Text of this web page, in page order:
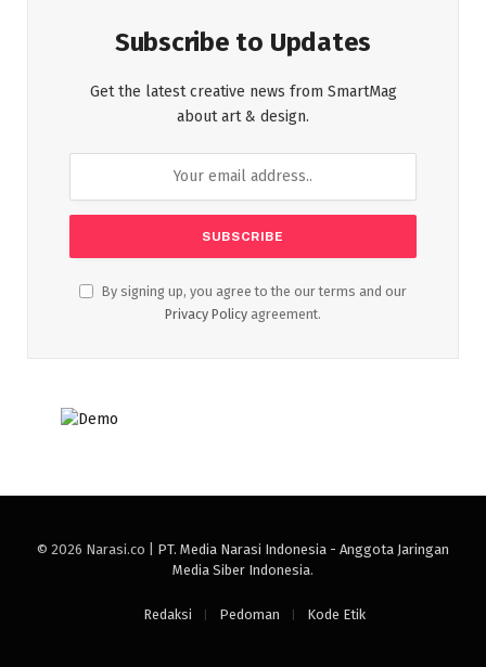
Subscribe to Updates
Get the latest creative news from SmartMag
about art & design.
By signing up, you agree to the our terms and our
Privacy Policy agreement.
© 2026 Narasi.co | PT. Media Narasi Indonesia - Anggota Jaringan
Media Siber Indonesia.
Redaksi Pedoman Kode Etik